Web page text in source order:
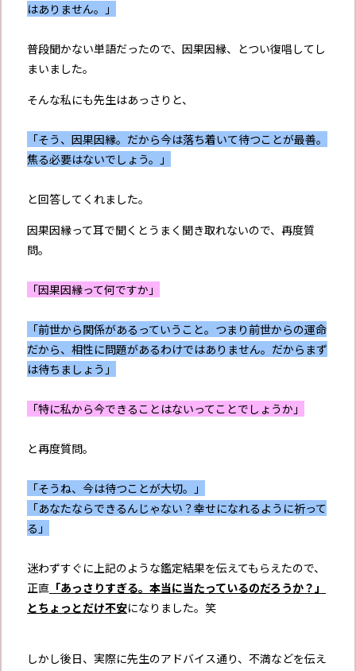
はありません。」
普段聞かない単語だったので、因果因縁、とつい復唱してし
まいました。
そんな私にも先生はあっさりと、
「そう、因果因縁。だから今は落ち着いて待つことが最善。
焦る必要はないでしょう。」
と回答してくれました。
因果因縁って耳で聞くとうまく聞き取れないので、再度質
問。
「因果因縁って何ですか」
「前世から関係があるっていうこと。つまり前世からの運命
だから、相性に問題があるわけではありません。だからまず
は待ちましょう」
「特に私から今できることはないってことでしょうか」
と再度質問。
「そうね、今は待つことが大切。」
「あなたならできるんじゃない？幸せになれるように祈って
る」
迷わずすぐに上記のような鑑定結果を伝えてもらえたので、
正直 「あっさりすぎる。本当に当たっているのだろうか？」
とちょっとだけ不安になりました。笑
しかし後日、実際に先生のアドバイス通り、不満などを伝え